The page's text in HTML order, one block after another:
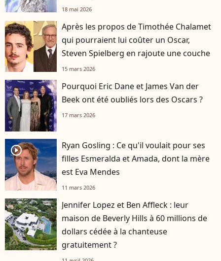
18 mai 2026
Après les propos de Timothée Chalamet
qui pourraient lui coûter un Oscar,
Steven Spielberg en rajoute une couche
15 mars 2026
Pourquoi Eric Dane et James Van der
Beek ont été oubliés lors des Oscars ?
17 mars 2026
player2
Ryan Gosling : Ce qu'il voulait pour ses
filles Esmeralda et Amada, dont la mère
est Eva Mendes
11 mars 2026
Jennifer Lopez et Ben Affleck : leur
maison de Beverly Hills à 60 millions de
dollars cédée à la chanteuse
gratuitement ?